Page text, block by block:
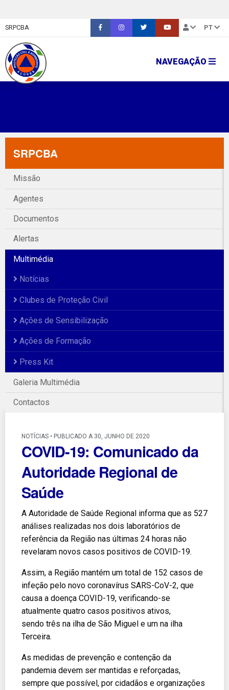
SRPCBA PT
NAVEGAÇÃO
SRPCBA
Missão
Agentes
Documentos
Alertas
Multimédia
Notícias
Clubes de Proteção Civil
Ações de Sensibilização
Ações de Formação
Press Kit
Galeria Multimédia
Contactos
NOTÍCIAS • PUBLICADO A 30, JUNHO DE 2020
COVID-19: Comunicado da
Autoridade Regional de
Saúde
A Autoridade de Saúde Regional informa que as 527
análises realizadas nos dois laboratórios de
referência da Região nas últimas 24 horas não
revelaram novos casos positivos de COVID-19.
Assim, a Região mantém um total de 152 casos de
infeção pelo novo coronavírus SARS-CoV-2, que
causa a doença COVID-19, verificando-se
atualmente quatro casos positivos ativos,
sendo três na ilha de São Miguel e um na ilha
Terceira.
As medidas de prevenção e contenção da
pandemia devem ser mantidas e reforçadas,
sempre que possível, por cidadãos e organizações